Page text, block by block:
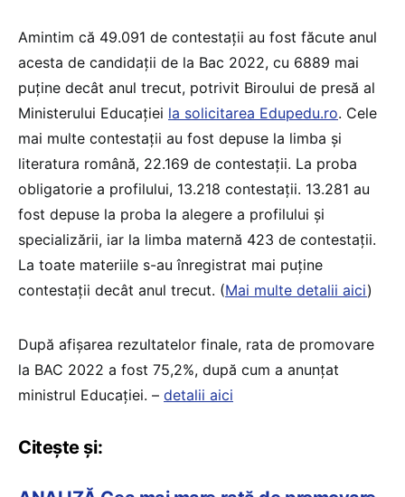
Amintim că 49.091 de contestații au fost făcute anul
acesta de candidații de la Bac 2022, cu 6889 mai
puține decât anul trecut, potrivit Biroului de presă al
Ministerului Educației la solicitarea Edupedu.ro. Cele
mai multe contestații au fost depuse la limba și
literatura română, 22.169 de contestații. La proba
obligatorie a profilului, 13.218 contestații. 13.281 au
fost depuse la proba la alegere a profilului și
specializării, iar la limba maternă 423 de contestații.
La toate materiile s-au înregistrat mai puține
contestații decât anul trecut. (Mai multe detalii aici)
După afișarea rezultatelor finale, rata de promovare
la BAC 2022 a fost 75,2%, după cum a anunțat
ministrul Educației. – detalii aici
Citește și: